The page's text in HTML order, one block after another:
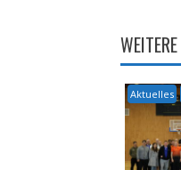
Aktuelles